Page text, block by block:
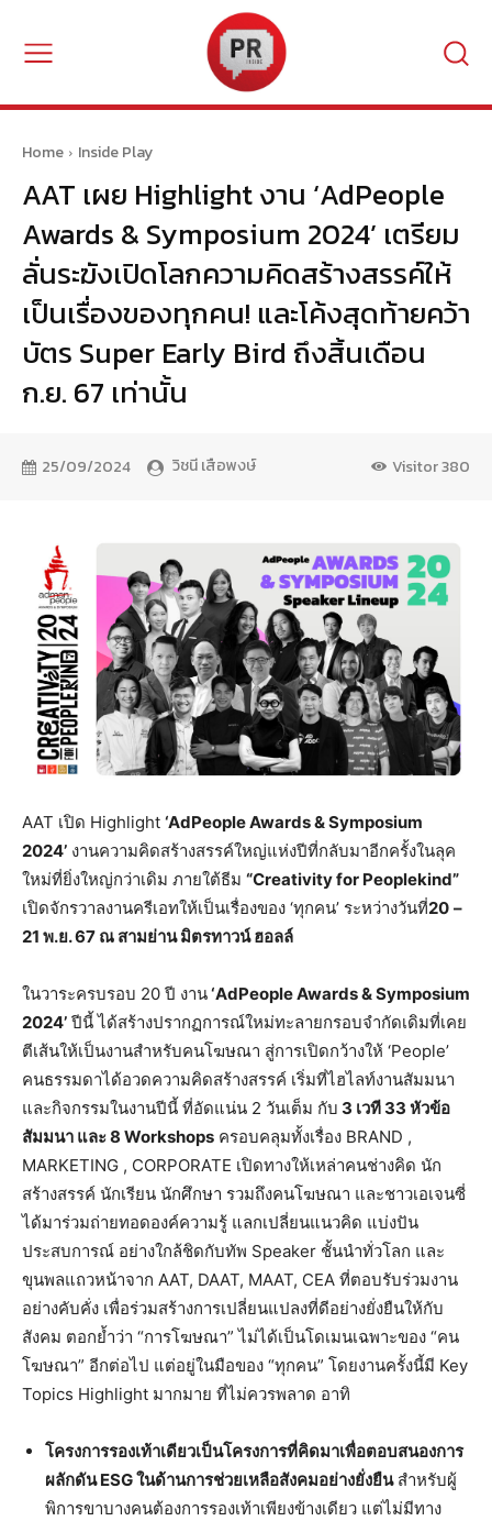
Home Inside Play
AAT เผย Highlight งาน ‘AdPeople
Awards & Symposium 2024’ เตรียม
ลั่นระฆังเปิดโลกความคิดสร้างสรรค์ให้
เป็นเรื่องของทุกคน! และโค้งสุดท้ายคว้า
บัตร Super Early Bird ถึงสิ้นเดือน
ก.ย. 67 เท่านั้น
25/09/2024 วิชนี เสือพงษ์ Visitor380
AAT เปิด Highlight ‘AdPeople Awards & Symposium
2024’ งานความคิดสร้างสรรค์ใหญ่แห่งปีที่กลับมาอีกครั้งในลุค
ใหม่ที่ยิ่งใหญ่กว่าเดิม ภายใต้ธีม “Creativity for Peoplekind”
เปิดจักรวาลงานครีเอทให้เป็นเรื่องของ ‘ทุกคน’ ระหว่างวันที่20 –
21 พ.ย.67 ณ สามย่าน มิตรทาวน์ ฮอลล์
ในวาระครบรอบ 20 ปี งาน‘AdPeople Awards & Symposium
2024’ ปีนี้ ได้สร้างปรากฏการณ์ใหม่ทะลายกรอบจำกัดเดิมที่เคย
ตีเส้นให้เป็นงานสำหรับคนโฆษณา สู่การเปิดกว้างให้ ‘People’
คนธรรมดาได้อวดความคิดสร้างสรรค์ เริ่มที่ไฮไลท์งานสัมมนา
และกิจกรรมในงานปีนี้ ที่อัดแน่น 2 วันเต็ม กับ 3 เวที 33 หัวข้อ
สัมมนา และ 8 Workshops ครอบคลุมทั้งเรื่อง BRAND ,
MARKETING , CORPORATE เปิดทางให้เหล่าคนช่างคิด นัก
สร้างสรรค์ นักเรียน นักศึกษา รวมถึงคนโฆษณา และชาวเอเจนซี่
ได้มาร่วมถ่ายทอดองค์ความรู้ แลกเปลี่ยนแนวคิด แบ่งปัน
ประสบการณ์ อย่างใกล้ชิดกับทัพ Speaker ชั้นนำทั่วโลก และ
ขุนพลแถวหน้าจาก AAT, DAAT, MAAT, CEA ที่ตอบรับร่วมงาน
อย่างคับคั่ง เพื่อร่วมสร้างการเปลี่ยนแปลงที่ดีอย่างยั่งยืนให้กับ
สังคม ตอกย้ำว่า “การโฆษณา” ไม่ได้เป็นโดเมนเฉพาะของ “คน
โฆษณา” อีกต่อไป แต่อยู่ในมือของ “ทุกคน” โดยงานครั้งนี้มี Key
Topics Highlight มากมาย ที่ไม่ควรพลาด อาทิ
โครงการรองเท้าเดียวเป็นโครงการที่คิดมาเพื่อตอบสนองการ
ผลักดันESG ในด้านการช่วยเหลือสังคมอย่างยั่งยืนสำหรับผู้
พิการขาบางคนต้องการรองเท้าเพียงข้างเดียว แต่ไม่มีทาง